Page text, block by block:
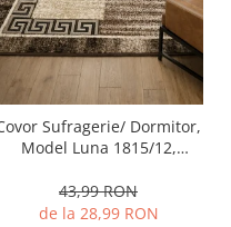
Sufragerie/ Dormitor,
Model Luna 1815/12,
43,99 RON
de la 28,99 RON